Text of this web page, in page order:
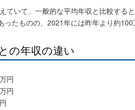
ていて、一般的な平均年収と比較する
ったものの、2021年には昨年より約100
の年収の違い
円
円